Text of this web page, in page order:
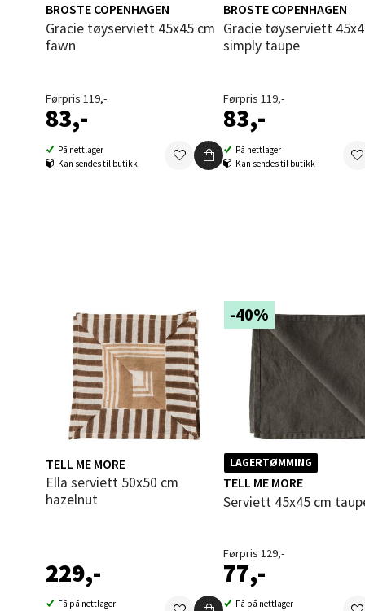
BROSTE COPENHAGEN
Gracie tøyserviett 45x45 cm
fawn
Førpris 119,-
83,-
På nettlager
Kan sendes til butikk
BROSTE COPENHAGEN
Gracie tøyserviett 45x45 cm
simply taupe
Førpris 119,-
83,-
På nettlager
Kan sendes til butikk
TELL ME MORE
Ella serviett 50x50 cm
hazelnut
229,-
Få på nettlager
-40%
LAGERTØMMING
TELL ME MORE
Serviett 45x45 cm
Førpris 129,-
77,-
Få på nettlager
Åpent
0 i